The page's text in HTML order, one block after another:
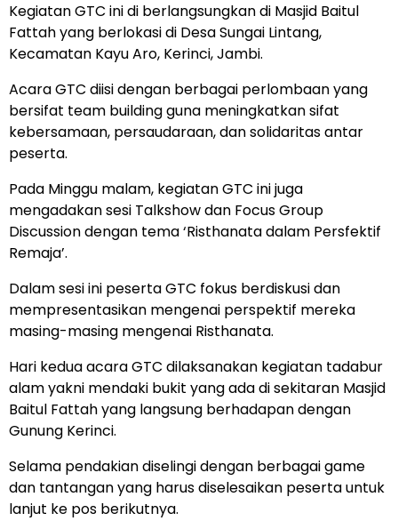
Kegiatan GTC ini di berlangsungkan di Masjid Baitul
Fattah yang berlokasi di Desa Sungai Lintang,
Kecamatan Kayu Aro, Kerinci, Jambi.
Acara GTC diisi dengan berbagai perlombaan yang
bersifat team building guna meningkatkan sifat
kebersamaan, persaudaraan, dan solidaritas antar
peserta.
Pada Minggu malam, kegiatan GTC ini juga
mengadakan sesi Talkshow dan Focus Group
Discussion dengan tema ‘Risthanata dalam Persfektif
Remaja’.
Dalam sesi ini peserta GTC fokus berdiskusi dan
mempresentasikan mengenai perspektif mereka
masing-masing mengenai Risthanata.
Hari kedua acara GTC dilaksanakan kegiatan tadabur
alam yakni mendaki bukit yang ada di sekitaran Masjid
Baitul Fattah yang langsung berhadapan dengan
Gunung Kerinci.
Selama pendakian diselingi dengan berbagai game
dan tantangan yang harus diselesaikan peserta untuk
lanjut ke pos berikutnya.